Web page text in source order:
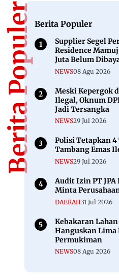
Berita PopulerBerita Populer
Supplier Segel
Residence
Juta Belum
NEWS08 Agu 2026
Meski Kepergok
Ilegal, Oknum
Jadi Tersangka
NEWS29 Jul 2026
Polisi Tetapkan 4
Tambang Emas
NEWS29 Jul 2026
Audit Izin PT JPA
Minta
DAERAH31 Jul 2026
Kebakaran
Hanguskan Lima
Permukiman
NEWS08 Agu 2026